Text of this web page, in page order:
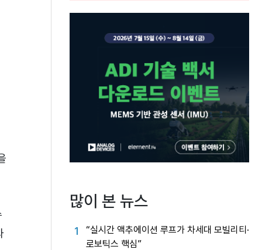
많이 본 뉴스
1
“실시간 액추에이션 루프가 차세대 모빌리티·
로보틱스 핵심”